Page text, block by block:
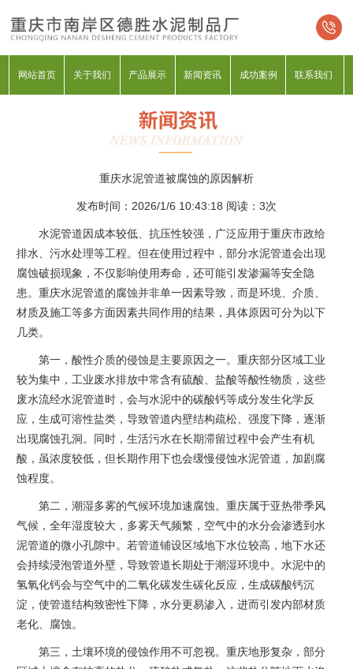
网站首页 关于我们 产品展示 新闻资讯 成功案例 联系我们
重庆水泥管道被腐蚀的原因解析
发布时间：2026/1/6 10:43:18 阅读： 3次
水泥管道因成本较低、抗压性较强，广泛应用于重庆市政给
排水、污水处理等工程。但在使用过程中，部分水泥管道会出现
腐蚀破损现象，不仅影响使用寿命，还可能引发渗漏等安全隐
患。重庆水泥管道的腐蚀并非单一因素导致，而是环境、介质、
材质及施工等多方面因素共同作用的结果，具体原因可分为以下
几类。
第一，酸性介质的侵蚀是主要原因之一。重庆部分区域工业
较为集中，工业废水排放中常含有硫酸、盐酸等酸性物质，这些
废水流经水泥管道时，会与水泥中的碳酸钙等成分发生化学反
应，生成可溶性盐类，导致管道内壁结构疏松、强度下降，逐渐
出现腐蚀孔洞。同时，生活污水在长期滞留过程中会产生有机
酸，虽浓度较低，但长期作用下也会缓慢侵蚀水泥管道，加剧腐
蚀程度。
第二，潮湿多雾的气候环境加速腐蚀。重庆属于亚热带季风
气候，全年湿度较大，多雾天气频繁，空气中的水分会渗透到水
泥管道的微小孔隙中。若管道铺设区域地下水位较高，地下水还
会持续浸泡管道外壁，导致管道长期处于潮湿环境中。水泥中的
氢氧化钙会与空气中的二氧化碳发生碳化反应，生成碳酸钙沉
淀，使管道结构致密性下降，水分更易渗入，进而引发内部材质
老化、腐蚀。
第三，土壤环境的侵蚀作用不可忽视。重庆地形复杂，部分